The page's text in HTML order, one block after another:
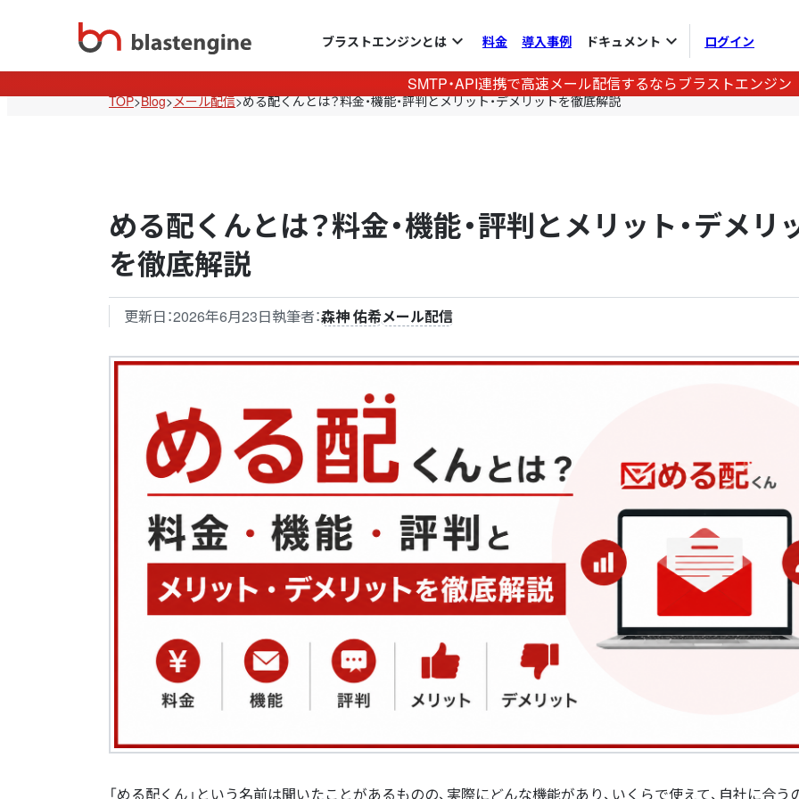
ブラストエンジンとは expand_more 料金 導入事例 ドキュメント expand_more ログイン
SMTP・API連携で高速メール配信するならブラストエンジン
TOP>Blog>メール配信>める配くんとは？料金・機能・評判とメリット・デメリットを徹底解説
める配くんとは？料金・機能・評判とメリット・デメリ
を徹底解説
更新日：2026年6月23日執筆者：森神 佑希メール配信
「める配くん」という名前は聞いたことがあるものの、実際にどんな機能があり、いくらで使えて、自社に合う